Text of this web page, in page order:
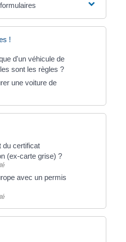
!
d'un véhicule de
sont les règles ?
une voiture de
du certificat
(ex-carte grise) ?
avec un permis